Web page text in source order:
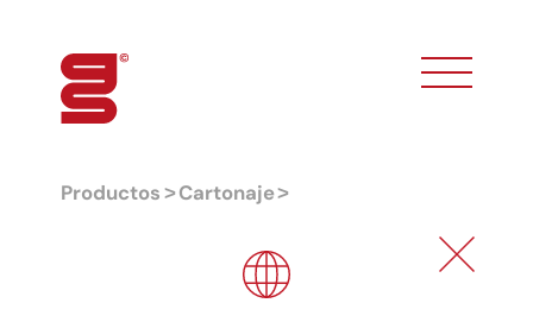
toggle
Productos
Cartonaje
Formatos laminados